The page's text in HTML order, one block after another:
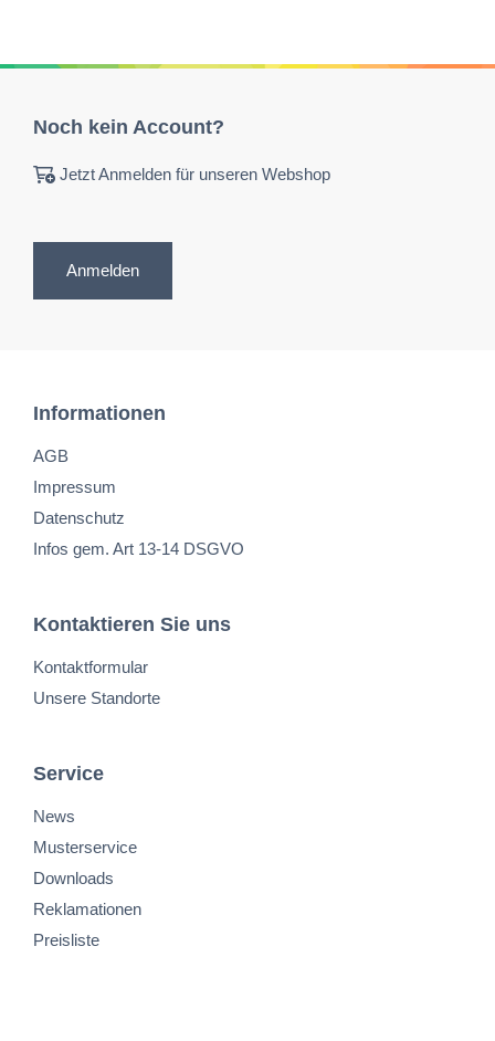
Noch kein Account?
Jetzt Anmelden für unseren Webshop
Anmelden
Informationen
AGB
Impressum
Datenschutz
Infos gem. Art 13-14 DSGVO
Kontaktieren Sie uns
Kontaktformular
Unsere Standorte
Service
News
Musterservice
Downloads
Reklamationen
Preisliste